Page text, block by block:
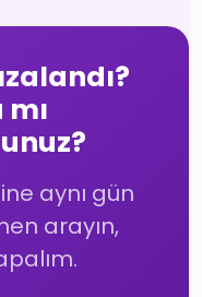
aynı gün
arayın,